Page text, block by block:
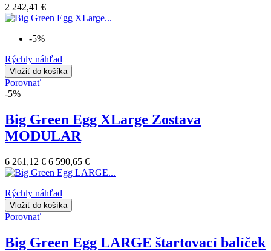
2 242,41 €
-5%
Rýchly náhľad
Vložiť do košíka
Porovnať
-5%
Big Green Egg XLarge Zostava
MODULAR
6 261,12 € 6 590,65 €
Rýchly náhľad
Vložiť do košíka
Porovnať
Big Green Egg LARGE štartovací balíček